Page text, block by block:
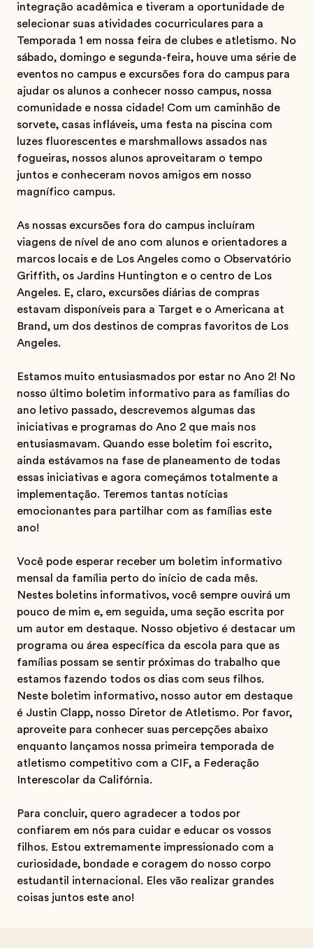
integração acadêmica e tiveram a oportunidade de
selecionar suas atividades cocurriculares para a
Temporada 1 em nossa feira de clubes e atletismo. No
sábado, domingo e segunda-feira, houve uma série de
eventos no campus e excursões fora do campus para
ajudar os alunos a conhecer nosso campus, nossa
comunidade e nossa cidade! Com um caminhão de
sorvete, casas infláveis, uma festa na piscina com
luzes fluorescentes e marshmallows assados nas
fogueiras, nossos alunos aproveitaram o tempo
juntos e conheceram novos amigos em nosso
magnífico campus.
As nossas excursões fora do campus incluíram
viagens de nível de ano com alunos e orientadores a
marcos locais e de Los Angeles como o Observatório
Griffith, os Jardins Huntington e o centro de Los
Angeles. E, claro, excursões diárias de compras
estavam disponíveis para a Target e o Americana at
Brand, um dos destinos de compras favoritos de Los
Angeles.
Estamos muito entusiasmados por estar no Ano 2! No
nosso último boletim informativo para as famílias do
ano letivo passado, descrevemos algumas das
iniciativas e programas do Ano 2 que mais nos
entusiasmavam. Quando esse boletim foi escrito,
ainda estávamos na fase de planeamento de todas
essas iniciativas e agora começámos totalmente a
implementação. Teremos tantas notícias
emocionantes para partilhar com as famílias este
ano!
Você pode esperar receber um boletim informativo
mensal da família perto do início de cada mês.
Nestes boletins informativos, você sempre ouvirá um
pouco de mim e, em seguida, uma seção escrita por
um autor em destaque. Nosso objetivo é destacar um
programa ou área específica da escola para que as
famílias possam se sentir próximas do trabalho que
estamos fazendo todos os dias com seus filhos.
Neste boletim informativo, nosso autor em destaque
é Justin Clapp, nosso Diretor de Atletismo. Por favor,
aproveite para conhecer suas percepções abaixo
enquanto lançamos nossa primeira temporada de
atletismo competitivo com a CIF, a Federação
Interescolar da Califórnia.
Para concluir, quero agradecer a todos por
confiarem em nós para cuidar e educar os vossos
filhos. Estou extremamente impressionado com a
curiosidade, bondade e coragem do nosso corpo
estudantil internacional. Eles vão realizar grandes
coisas juntos este ano!